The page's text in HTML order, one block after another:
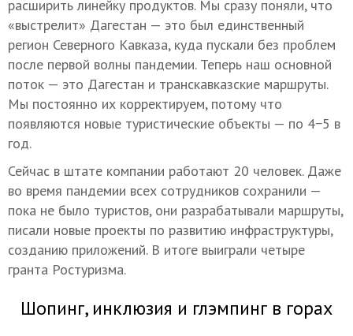
расширить линейку продуктов. Мы сразу поняли, что
«выстрелит» Дагестан — это был единственный
регион Северного Кавказа, куда пускали без проблем
после первой волны пандемии. Теперь наш основной
поток — это Дагестан и транскавказские маршруты.
Мы постоянно их корректируем, потому что
появляются новые туристические объекты — по 4−5 в
год.
Сейчас в штате компании работают 20 человек. Даже
во время пандемии всех сотрудников сохранили —
пока не было туристов, они разрабатывали маршруты,
писали новые проекты по развитию инфраструктуры,
созданию приложений. В итоге выиграли четыре
гранта Ростуризма.
Шопинг, инклюзия и глэмпинг в горах